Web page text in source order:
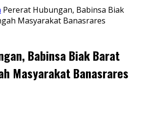
Pererat Hubungan, Babinsa Biak
Masyarakat Banasrares
Babinsa Biak Barat
Masyarakat Banasrares